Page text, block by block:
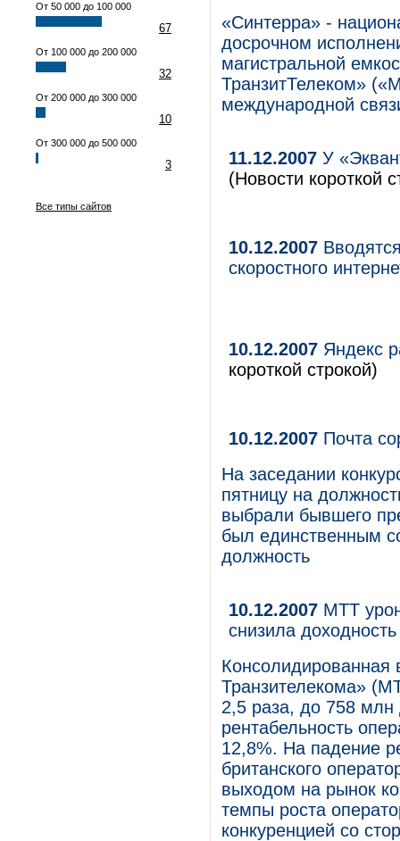
От 50 000 до 100 000
67
От 100 000 до 200 000
32
От 200 000 до 300 000
10
От 300 000 до 500 000
3
Все типы сайтов
«Синтерра» -
досрочном
магистральной
ТранзитТелеком»
международной
11.12.2007 У
(Новости короткой
10.12.2007
скоростного
10.12.2007 Яндекс
короткой строкой)
10.12.2007 Почта
На заседании
пятницу на
выбрали бывшего
был единственным
должность
10.12.2007 МТТ
снизила
Консолидированная
Транзителекома»
2,5 раза, до 758
рентабельность
12,8%. На падение
британского
выходом на рынок
темпы роста
конкуренцией со